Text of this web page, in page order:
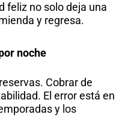
feliz no solo deja una
y regresa.
noche
Cobrar de
El error está en
y los